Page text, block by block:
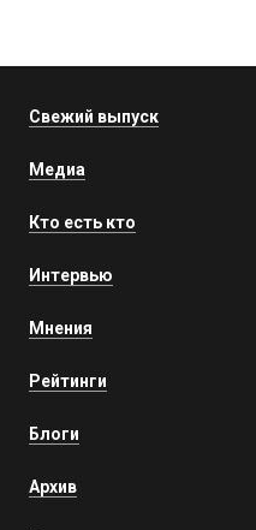
Свежий выпуск
Медиа
Кто есть кто
Интервью
Мнения
Рейтинги
Блоги
Архив